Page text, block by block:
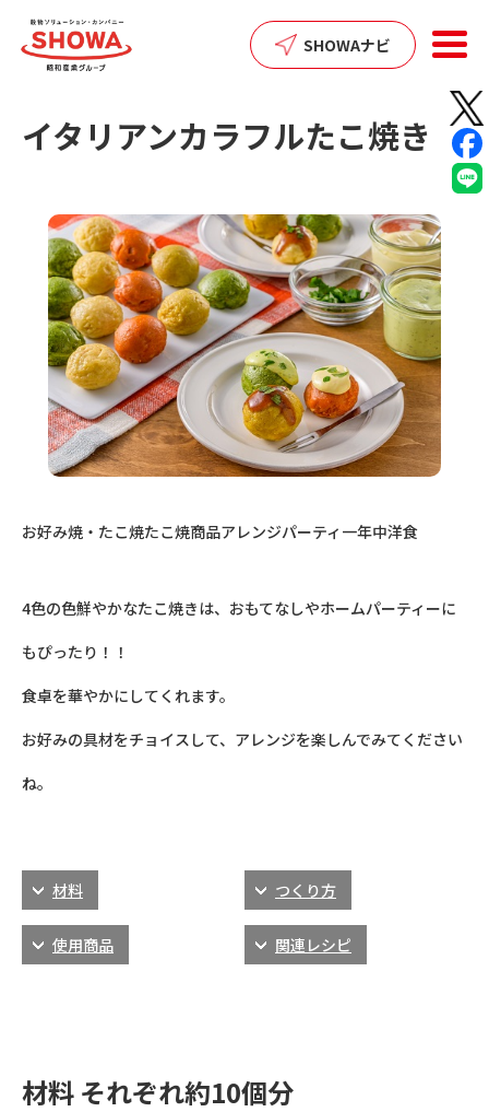
SHOWAナビ
イタリアンカラフルたこ焼き
SHARE:
お好み焼・たこ焼たこ焼商品アレンジパーティ 一年中洋食
4色の色鮮やかなたこ焼きは、おもてなしやホームパーティーに
もぴったり！！
食卓を華やかにしてくれます。
お好みの具材をチョイスして、アレンジを楽しんでみてください
ね。
材料 つくり方
使用商品 関連レシピ
材料 それぞれ約10個分